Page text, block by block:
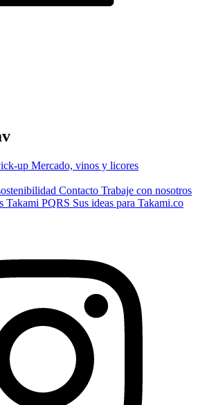
up Mercado, vinos y licores
Contacto Trabaje con nosotros
Takami PQRS Sus ideas para Takami.co